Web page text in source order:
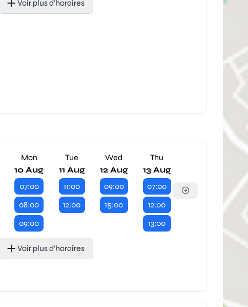
Voir plus d’horaires
Mon
10 Aug
07:00
08:00
09:00
Tue
11 Aug
11:00
12:00
Wed
12 Aug
09:00
15:00
Thu
13 Aug
07:00
12:00
13:00
Voir plus d’horaires